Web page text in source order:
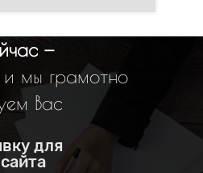
—
и мы грамотно
Вас
для